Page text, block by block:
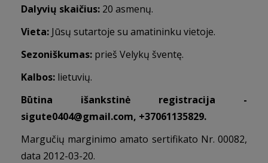
Dalyvių skaičius: 20 asmenų.
Vieta: Jūsų sutartoje su amatininku vietoje.
Sezoniškumas: prieš Velykų šventę.
Kalbos: lietuvių.
Būtina išankstinė registracija -
sigute0404@gmail.com, +37061135829.
Margučių marginimo amato sertifikato Nr. 00082,
data 2012-03-20.